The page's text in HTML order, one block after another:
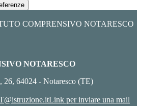
COMPRENSIVO NOTARESCO
NOTARESCO
64024 - Notaresco (TE)
Link per inviare una mail